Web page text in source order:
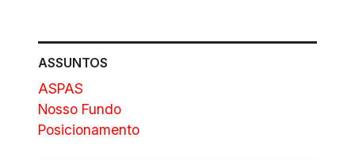
ASSUNTOS
ASPAS
Nosso Fundo
Posicionamento